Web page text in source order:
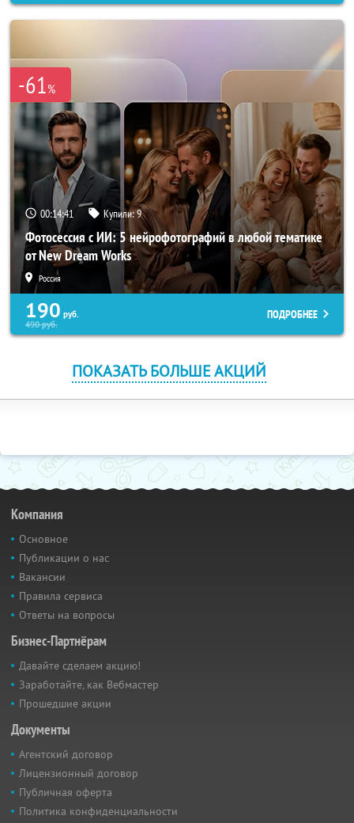
-61%
00:14:41 Купили:9
Фотосессия с ИИ: 5 нейрофотографий в любой тематике
от New Dream Works
Россия
190 руб.
490руб.
ПОДРОБНЕЕ
ПОКАЗАТЬ БОЛЬШЕ АКЦИЙ
Компания
Основное
Публикации о нас
Вакансии
Правила сервиса
Ответы на вопросы
Бизнес-Партнёрам
Давайте сделаем акцию!
Заработайте, как Вебмастер
Прошедшие акции
Документы
Агентский договор
Лицензионный договор
Публичная оферта
Политика конфиденциальности